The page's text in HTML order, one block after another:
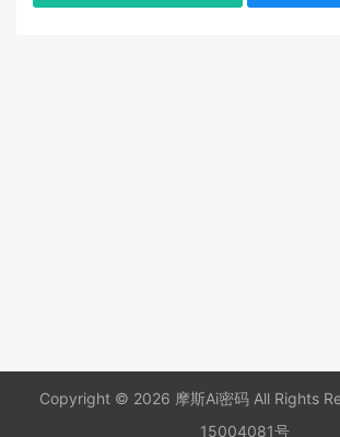
Copyright © 2026 摩斯Ai密码 All Rights
15004081号